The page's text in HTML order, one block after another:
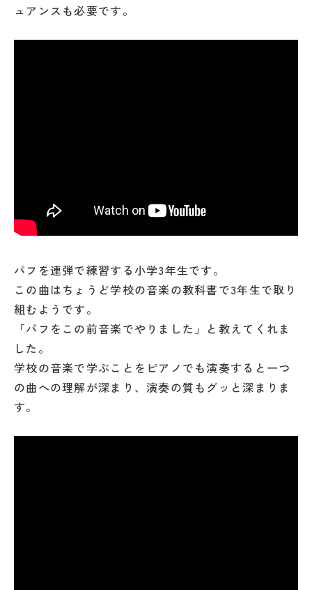
ュアンスも必要です。
パフを連弾で練習する小学3年生です。
この曲はちょうど学校の音楽の教科書で3年生で取り
組むようです。
「パフをこの前音楽でやりました」と教えてくれま
した。
学校の音楽で学ぶことをピアノでも演奏すると一つ
の曲への理解が深まり、演奏の質もグッと深まりま
す。